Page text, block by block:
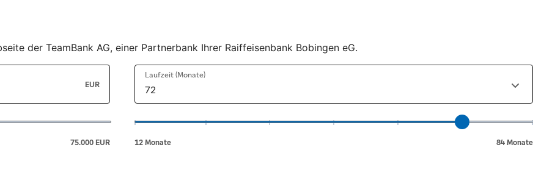
der TeamBank AG, einer Partnerbank Ihrer Raiffeisenbank Bobingen eG.